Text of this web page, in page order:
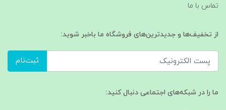
تماس با ما
از تخفیف‌ها و جدیدترین‌های فروشگاه ما باخبر شوید:
ثبت‌نام
ما را در شبکه‌های اجتماعی دنبال کنید: